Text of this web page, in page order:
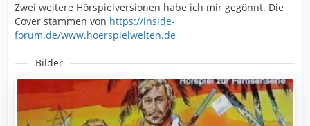
Zwei weitere Hörspielversionen habe ich mir gegönnt. Die
Cover stammen von https://inside-
forum.de/www.hoerspielwelten.de
Bilder